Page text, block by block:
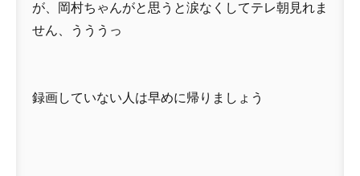
が、岡村ちゃんがと思うと涙なくしてテレ朝見れま
せん、うううっ
録画していない人は早めに帰りましょう